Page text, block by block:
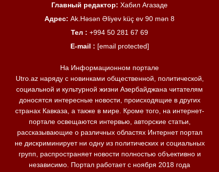
Главный редактор: Хабил Агазаде
Адрес: Ak.Həsən Əliyev küç ev 90 mən 8
Тел : +994 50 281 67 69
E-mail : [email protected]
На Информационном портале
Utro.az наряду с новинками общественной, политической,
социальной и культурной жизни Азербайджана читателям
доносятся интересные новости, происходящие в других
странах Кавказа, а также в мире. Кроме того, на интернет-
портале освещаются интервью, авторские статьи,
рассказывающие о различных областях Интернет портал
не дискриминирует ни одну из политических и социальных
групп, распространяет новости полностью объективно и
независимо. Портал работает с ноября 2018 года